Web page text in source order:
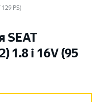
PS)
SEAT
1.8 i 16V (95